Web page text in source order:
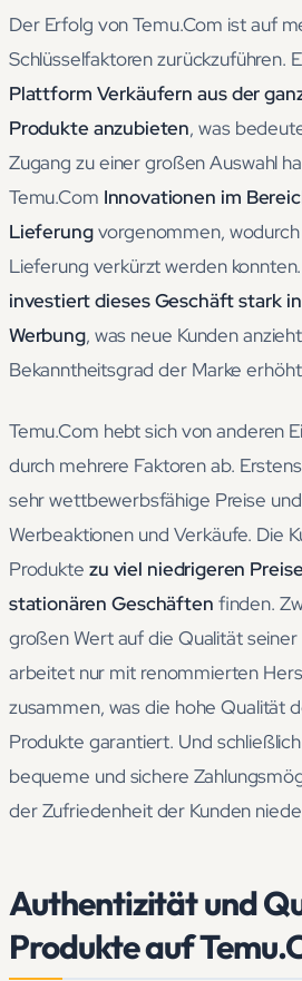
Der Erfolg von Temu.Com ist auf
Schlüsselfaktoren zurückzuführen.
Plattform Verkäufern aus der
Produkte anzubieten, was
Zugang zu einer großen Auswahl
Temu.Com Innovationen im
Lieferungvorgenommen,
Lieferung verkürzt werden
investiert dieses Geschäft stark
Werbung, was neue Kunden
Bekanntheitsgrad der Marke
Temu.Com hebt sich von anderen
durch mehrere Faktoren ab.
sehr wettbewerbsfähige Preise
Werbeaktionen und Verkäufe. Die
Produkte zu viel niedrigeren
stationären Geschäften finden.
großen Wert auf die Qualität
arbeitet nur mit renommierten
zusammen, was die hohe Qualität
Produkte garantiert. Und
bequeme und sichere
der Zufriedenheit der Kunden
Authentizität und
Produkte auf